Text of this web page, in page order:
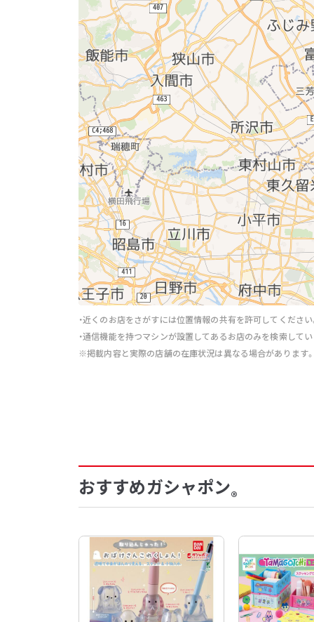
・近くのお店をさがすには位置情報の共有を許可してください
・通信機能を持つマシンが設置してあるお店のみを検索して
※掲載内容と実際の店舗の在庫状況は異なる場合があります
おすすめガシャポン®